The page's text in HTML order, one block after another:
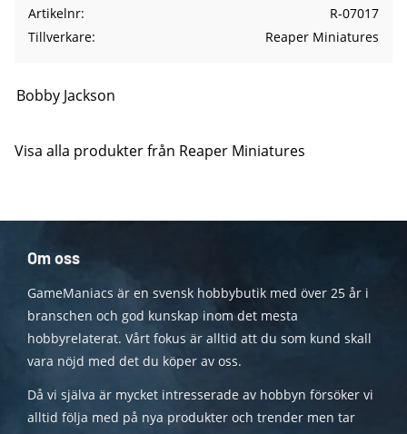
Artikelnr
R-07017
Tillverkare
Reaper Miniatures
Bobby Jackson
Visa alla produkter från Reaper Miniatures
Om oss
GameManiacs är en svensk hobbybutik med över 25 år i
branschen och god kunskap inom det mesta
hobbyrelaterat. Vårt fokus är alltid att du som kund skall
vara nöjd med det du köper av oss.
Då vi själva är mycket intresserade av hobbyn försöker vi
alltid följa med på nya produkter och trender men tar